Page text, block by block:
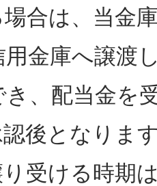
場合は、当金
金庫へ譲渡
、配当金を
後となりま
受ける時期